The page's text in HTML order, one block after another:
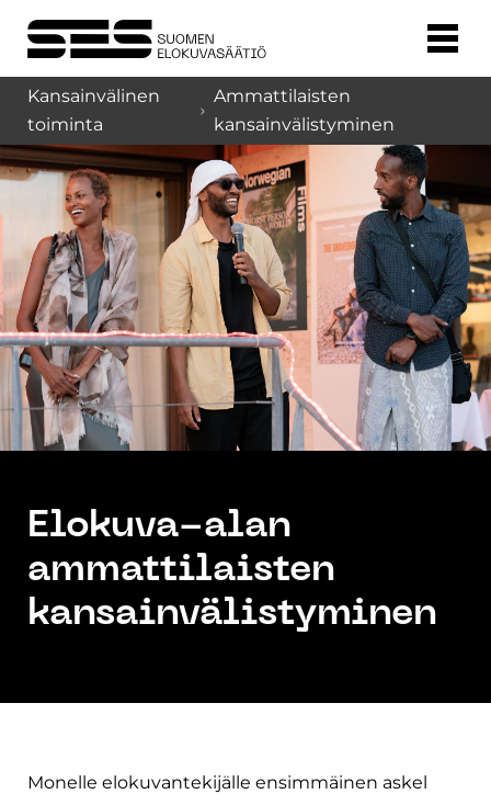
Kansainvälinen
toiminta
Ammattilaisten
kansainvälistyminen
Elokuva-alan
ammattilaisten
kansainvälistyminen
Monelle elokuvantekijälle ensimmäinen askel